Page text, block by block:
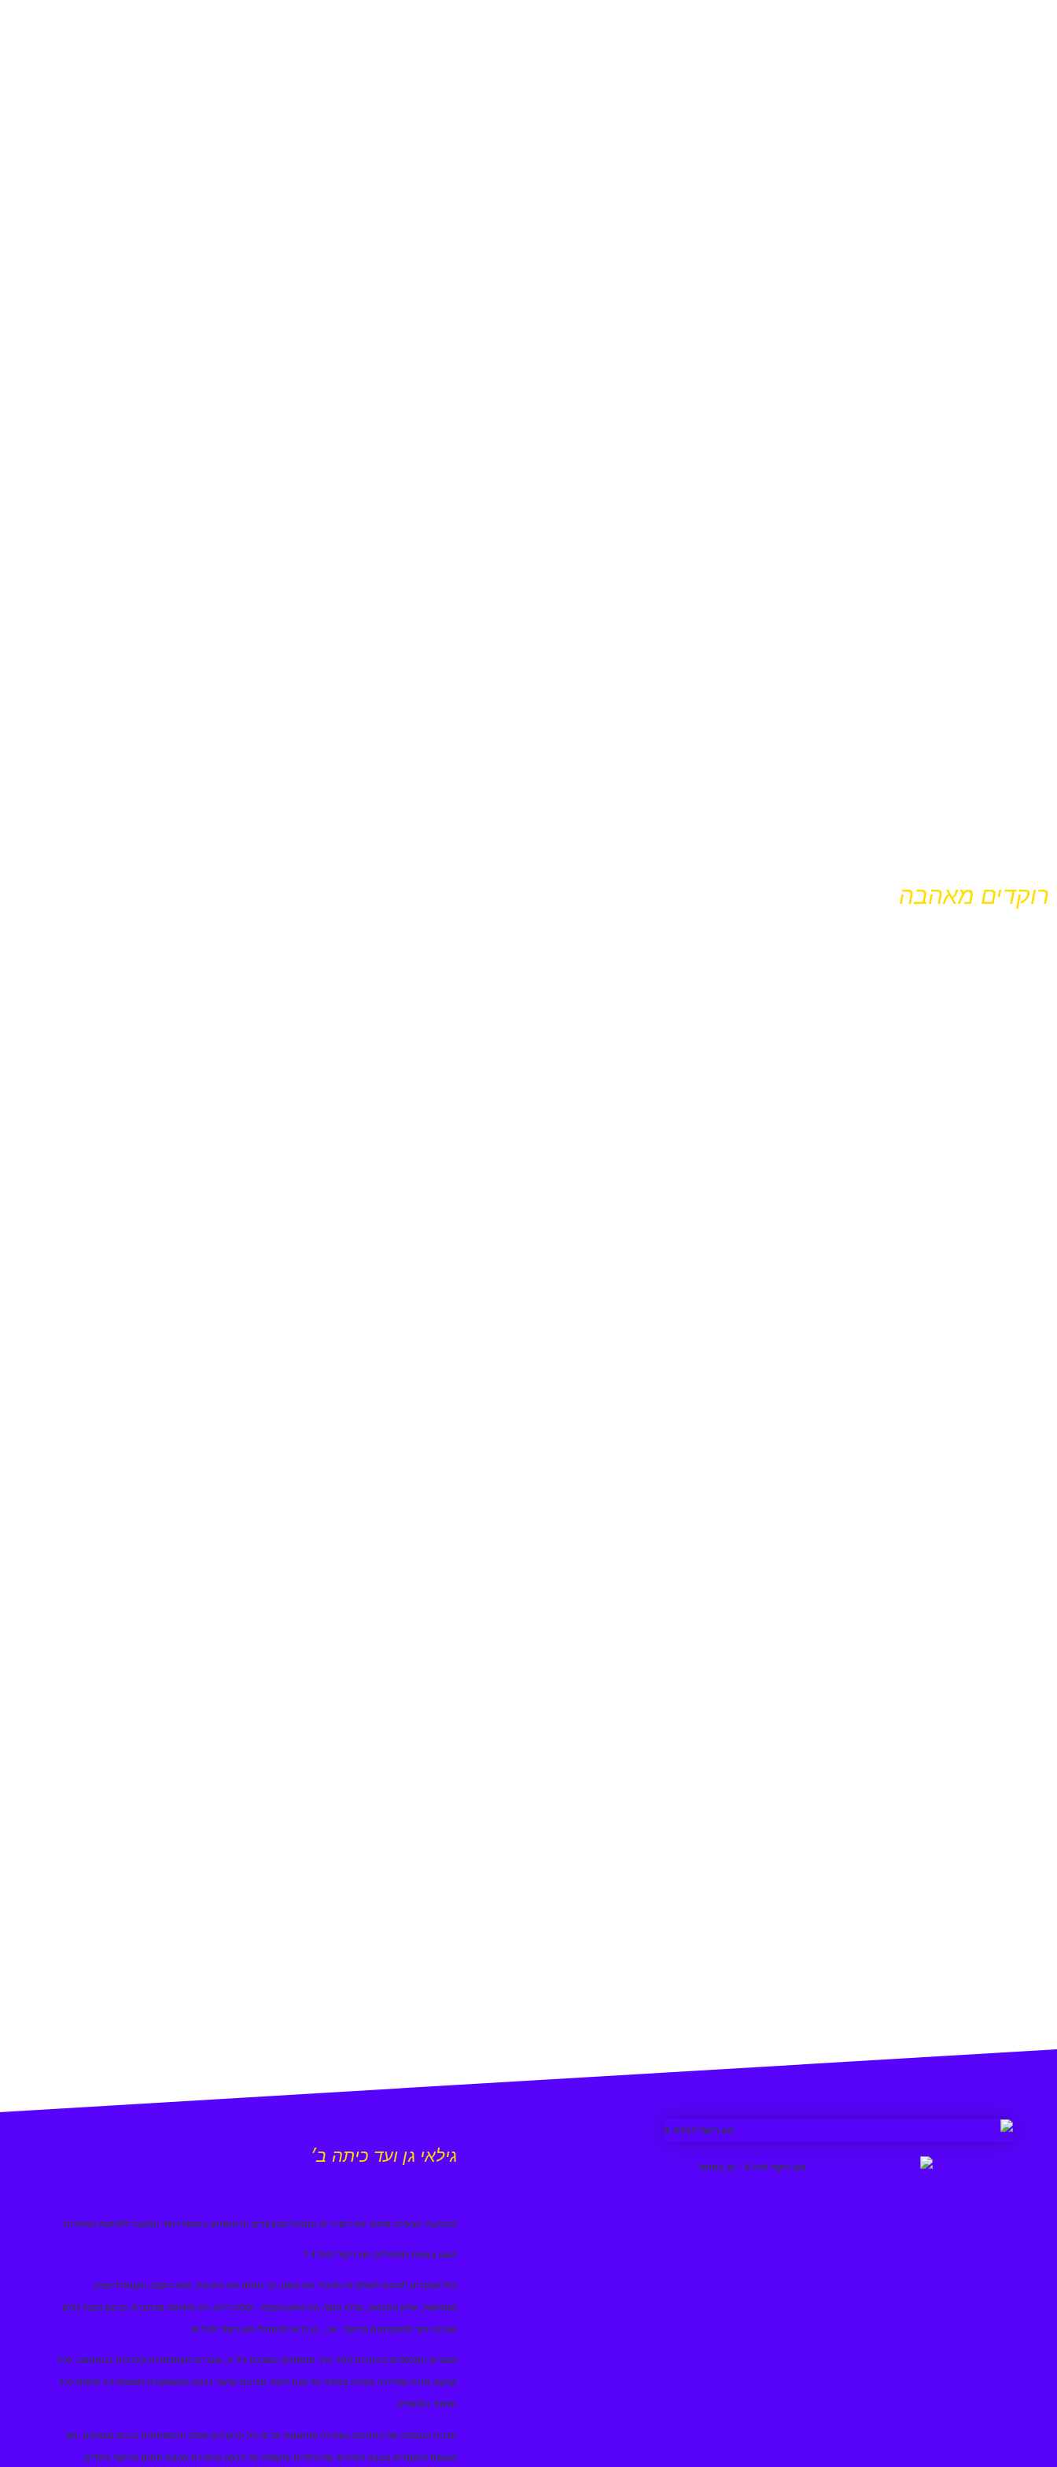
רוקדים מאהבה
גילאי גן ועד כיתה ב׳
החטיבה הצעירה מלווה את רקדני זוז במחול מהצעדים הראשונים בסטודיו ועד המעבר ללהקות הצעירות.
האם באמת מתחילים חוג ריקוד לגיל 4 ?
ככל שנקדים להכנס לעולם זה ולהכיר את גופנו, כך נפתח את היציבה, חוש הקצב, הקואורדינציה,
הגמישות, עידון התנועה, מרכז הגוף, הביטחון העצמי, יכולת ריכוז, כח ותפיסה מרחבית. כך גם נקבל כלים
טובים יותר להתקדמות בריקוד. אז… כן כדאי להתחיל חוג ריקוד לגיל 4!
המורים המלמדים בחטיבת הגיל הרך מתמחים בשכבת גיל זו, עוברים השתלמויות והדרכות בהתאמה. לכל
קבוצה מורה ומדריכה צעירה צמודה על מנת ליצור סביבת שיעור נכונה המאפשרת תשומת לב אישית לכל
תלמיד ותלמידה.
תכנית העבודה של החטיבה הצעירה מותאמת על פי גיל הרקדנים ושלב ההתפתחות בו הם נמצאים ,תוך
הנגשת החומרים בגובה העיניים של הילדים והקפדה על הנאה והחדרת אהבת תחום הריקוד בילדים.